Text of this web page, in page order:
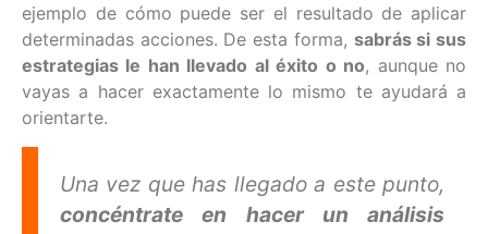
ejemplo de cómo puede ser el resultado de aplicar
determinadas acciones. De esta forma, sabrás si sus
estrategias le han llevado al éxito o no, aunque no
vayas a hacer exactamente lo mismo te ayudará a
orientarte.
Una vez que has llegado a este punto,
concéntrate en hacer un análisis